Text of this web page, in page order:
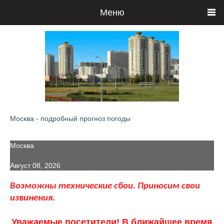
Меню
Москва - подробный прогноз погоды
Москва
Август 08, 2026
Возможны технические сбои. Приносим свои
извинения.